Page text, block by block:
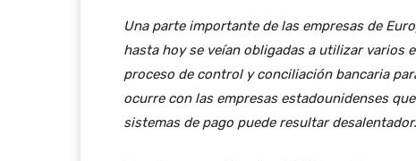
Una parte importante de las empresas de
hasta hoy se veían obligadas a utilizar varios
proceso de control y conciliación bancaria
ocurre con las empresas estadounidenses
sistemas de pago puede resultar desalentador.